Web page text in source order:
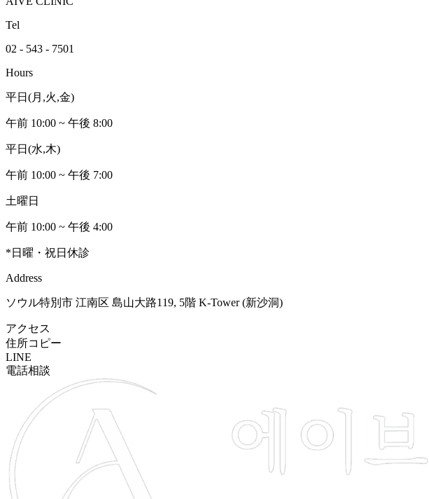
Tel
02 - 543 - 7501
Hours
平日(月,火,金)
午前 10:00 ~ 午後 8:00
平日(水,木)
午前 10:00 ~ 午後 7:00
土曜日
午前 10:00 ~ 午後 4:00
*日曜・祝日休診
Address
ソウル特別市 江南区 島山大路119, 5階 K-Tower (新沙洞)
アクセス
住所コピー
LINE
電話相談